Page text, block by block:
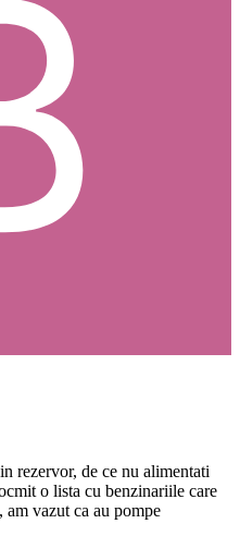
rezervor, de ce nu alimentati
o lista cu benzinariile care
vazut ca au pompe